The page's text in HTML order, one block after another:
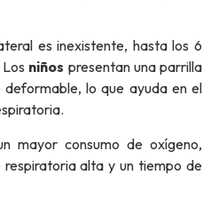
es inexistente, hasta los 6
niños presentan una parrilla
lo que ayuda en el
mayor consumo de oxígeno,
alta y un tiempo de